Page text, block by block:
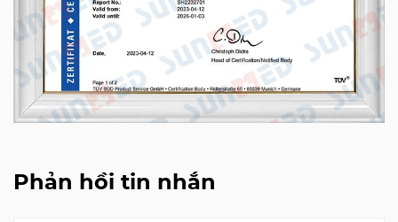
Phản hồi tin nhắn